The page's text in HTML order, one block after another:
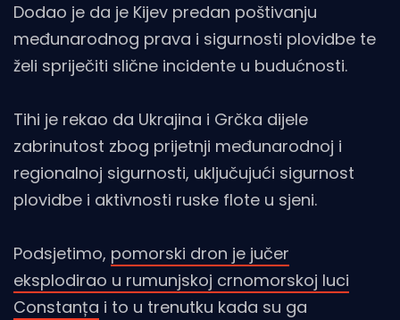
Dodao je da je Kijev predan poštivanju
međunarodnog prava i sigurnosti plovidbe te
želi spriječiti slične incidente u budućnosti.
Tihi je rekao da Ukrajina i Grčka dijele
zabrinutost zbog prijetnji međunarodnoj i
regionalnoj sigurnosti, uključujući sigurnost
plovidbe i aktivnosti ruske flote u sjeni.
Podsjetimo, pomorski dron je jučer
eksplodirao u rumunjskoj crnomorskoj luci
Constanța i to u trenutku kada su ga